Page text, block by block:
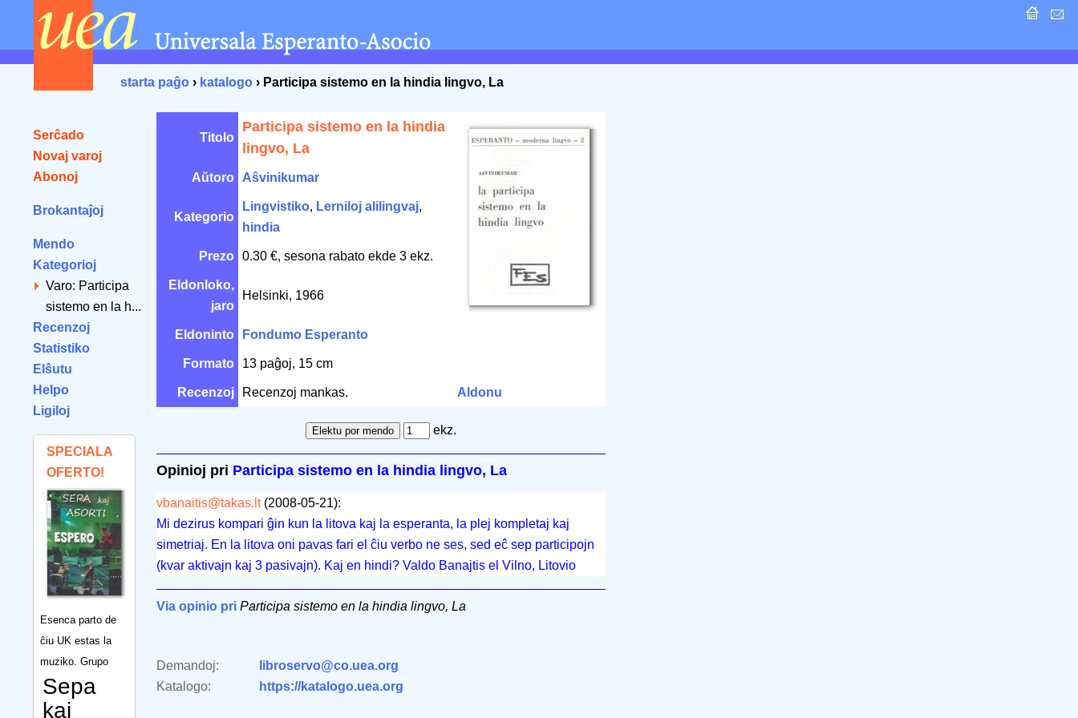
starta paĝo › katalogo › Participa sistemo en la hindia lingvo, La
Serĉado
Novaj varoj
Abonoj
Brokantaĵoj
Mendo
Kategorioj
Varo: Participa
sistemo en la h...
Recenzoj
Statistiko
Elŝutu
Helpo
Ligiloj
SPECIALA
OFERTO!
Esenca parto de
ĉiu UK estas la
muziko. Grupo
Sepa
kaj
Titolo
Participa sistemo en la hindia
lingvo, La
Aŭtoro Aŝvinikumar
Kategorio
Lingvistiko, Lerniloj alilingvaj,
hindia
Prezo 0.30 €, sesona rabato ekde 3 ekz.
Eldonloko,
jaro
Helsinki, 1966
Eldoninto Fondumo Esperanto
Formato 13 paĝoj, 15 cm
Recenzoj Recenzoj mankas. Aldonu
ekz.
Opinioj pri Participa sistemo en la hindia lingvo, La
vbanaitis@takas.lt(2008-05-21):
Mi dezirus kompari ĝin kun la litova kaj la esperanta, la plej kompletaj kaj
simetriaj. En la litova oni pavas fari el ĉiu verbo ne ses, sed eĉ sep participojn
(kvar aktivajn kaj 3 pasivajn). Kaj en hindi? Valdo Banajtis el Vilno, Litovio
Via opinio pri Participa sistemo en la hindia lingvo, La
Demandoj:
libroservo@co.uea.org
Katalogo:
https://katalogo.uea.org